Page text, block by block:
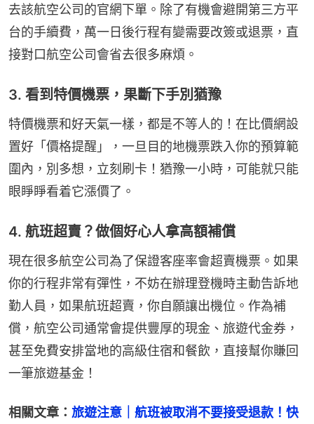
去該航空公司的官網下單。除了有機會避開第三方平
台的手續費，萬一日後行程有變需要改簽或退票，直
接對口航空公司會省去很多麻煩。
3. 看到特價機票，果斷下手別猶豫
特價機票和好天氣一樣，都是不等人的！在比價網設
置好「價格提醒」，一旦目的地機票跌入你的預算範
圍內，別多想，立刻刷卡！猶豫一小時，可能就只能
眼睜睜看着它漲價了。
4. 航班超賣？做個好心人拿高額補償
現在很多航空公司為了保證客座率會超賣機票。如果
你的行程非常有彈性，不妨在辦理登機時主動告訴地
勤人員，如果航班超賣，你自願讓出機位。作為補
償，航空公司通常會提供豐厚的現金、旅遊代金券，
甚至免費安排當地的高級住宿和餐飲，直接幫你賺回
一筆旅遊基金！
相關文章： 旅遊注意｜航班被取消不要接受退款！快